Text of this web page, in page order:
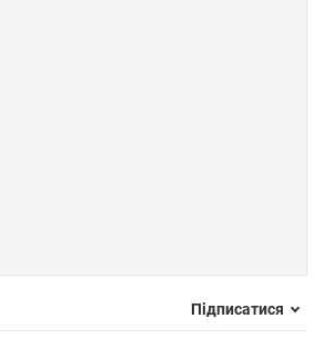
Підписатися